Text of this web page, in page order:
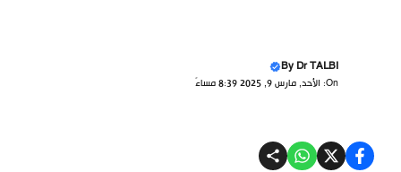
ByDr TALBI
On: الأحد, مارس 9, 2025 8:39 مساءً